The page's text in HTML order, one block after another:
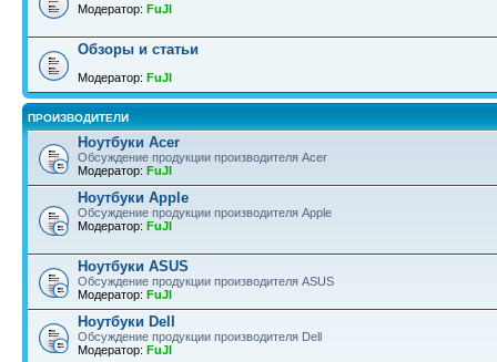
Модератор: FuJI
Обзоры и статьи
Модератор: FuJI
ПРОИЗВОДИТЕЛИ
Ноутбуки Acer
Обсуждение продукции производителя Acer
Модератор: FuJI
Ноутбуки Apple
Обсуждение продукции производителя Apple
Модератор: FuJI
Ноутбуки ASUS
Обсуждение продукции производителя ASUS
Модератор: FuJI
Ноутбуки Dell
Обсуждение продукции производителя Dell
Модератор: FuJI